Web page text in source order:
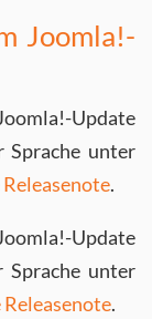
Joomla!-
Update
Sprache unter
.
Update
Sprache unter
.